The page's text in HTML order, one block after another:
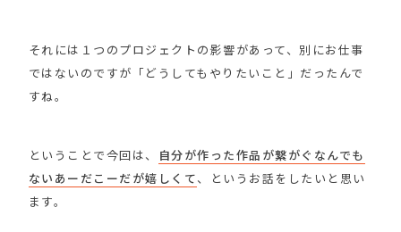
それには１つのプロジェクトの影響があって、別にお仕事
ではないのですが「どうしてもやりたいこと」だったんで
すね。
ということで今回は、
自分が作った作品が繋がぐなんでも
ないあーだこーだが嬉しくて、というお話をしたいと思い
ます。